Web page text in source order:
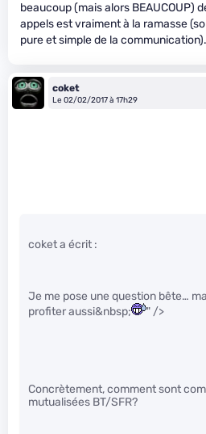
beaucoup (mais alors BEAUCOUP)
appels est vraiment à la ramasse
pure et simple de la communication).
coket
Le 02/02/2017 à 17h29
coket a écrit :
Je me pose une question bête…
profiter aussi&nbsp;
" />
Concrètement, comment sont
mutualisées BT/SFR?